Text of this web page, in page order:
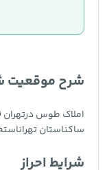
شرح موقعیت
املاک طوس درتهران
ساکناستان
شرایط احراز